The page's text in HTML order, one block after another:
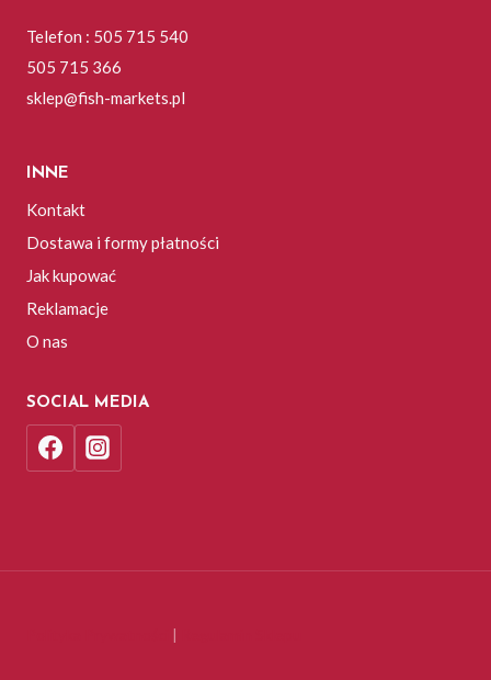
Telefon : 505 715 540
505 715 366
sklep@fish-markets.pl
INNE
Kontakt
Dostawa i formy płatności
Jak kupować
Reklamacje
O nas
SOCIAL MEDIA
|